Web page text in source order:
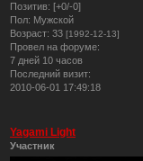
Позитив: [+0/-0]
Пол: Мужской
Возраст: 33 [1992-12-13]
Провел на форуме:
7 дней 10 часов
Последний визит:
2010-06-01 17:49:18
Yagami Light
Участник